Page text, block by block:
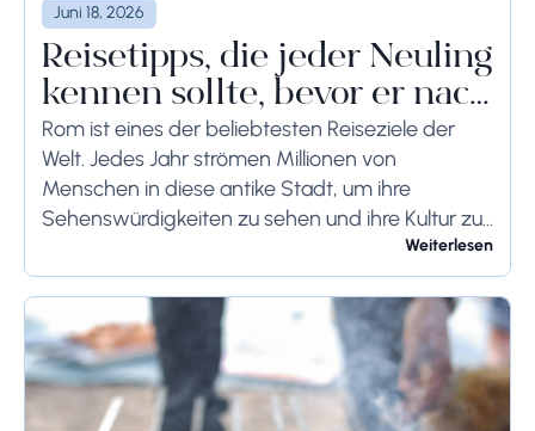
Juni 18, 2026
Reisetipps, die jeder Neuling
kennen sollte, bevor er nach
Rom reist
Rom ist eines der beliebtesten Reiseziele der
Welt. Jedes Jahr strömen Millionen von
Menschen in diese antike Stadt, um ihre
Sehenswürdigkeiten zu sehen und ihre Kultur zu
genießen. Wenn Sie demnächst einen Besuch in
Rom planen,...
Weiterlesen